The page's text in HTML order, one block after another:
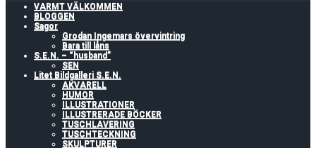
VARMT VÄLKOMMEN
BLOGGEN
Sagor
Grodan Ingemars övervintring
Bara till låns
S.E.N. – “husband”
SEN
Litet Bildgalleri S.E.N.
AKVARELL
HUMOR
ILLUSTRATIONER
ILLUSTRERADE BÖCKER
TUSCHLAVERING
TUSCHTECKNING
SKULPTURER